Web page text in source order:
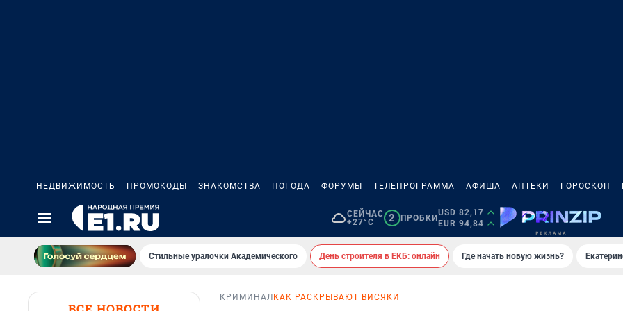
НЕДВИЖИМОСТЬ ПРОМОКОДЫ ЗНАКОМСТВА ПОГОДА ФОРУМЫ ТЕЛЕПРОГРАММА АФИША АПТЕКИ ГОРОСКОП
СЕЙЧАС
+27°C
2 ПРОБКИ
USD 82,17
EUR 94,84
Стильные уралочки Академического День строителя в ЕКБ: онлайн Где начать новую жизнь?
КРИМИНАЛ КАК РАСКРЫВАЮТ ВИСЯКИ